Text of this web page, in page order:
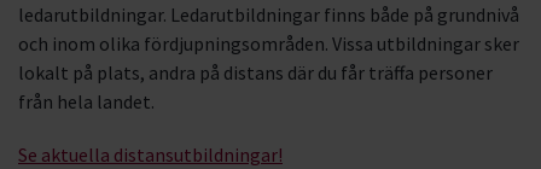
ledarutbildningar. Ledarutbildningar finns både på grundnivå
och inom olika fördjupningsområden. Vissa utbildningar sker
lokalt på plats, andra på distans där du får träffa personer
från hela landet.
Se aktuella distansutbildningar!